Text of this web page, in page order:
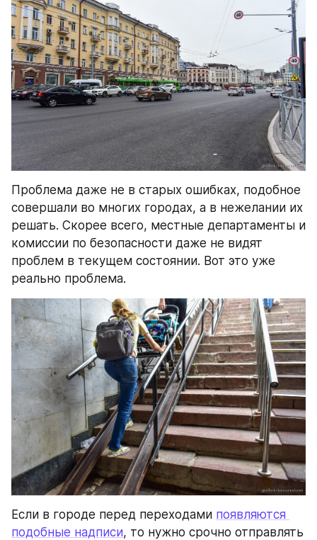
Проблема даже не в старых ошибках, подобное
совершали во многих городах, а в нежелании их
решать. Скорее всего, местные департаменты и
комиссии по безопасности даже не видят
проблем в текущем состоянии. Вот это уже
реально проблема.
Если в городе перед переходами появляются
подобные надписи, то нужно срочно отправлять